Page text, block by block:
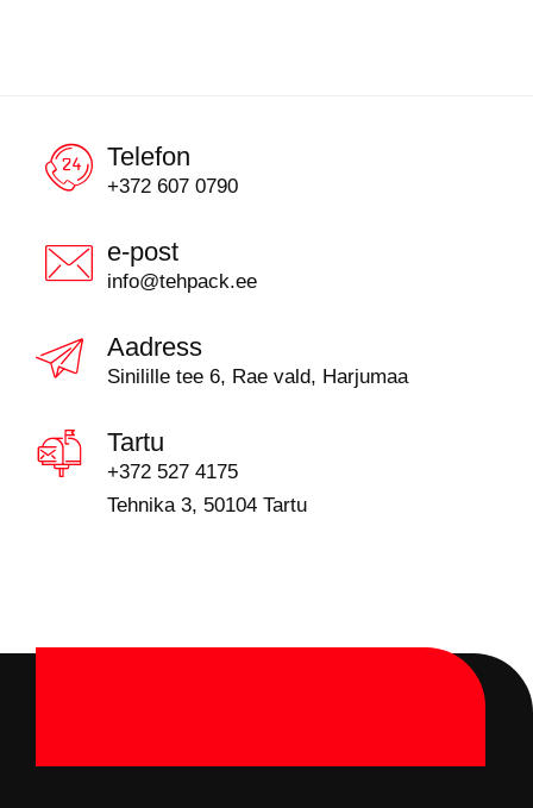
Telefon
+372 607 0790
e-post
info@tehpack.ee
Aadress
Sinilille tee 6, Rae vald, Harjumaa
Tartu
+372 527 4175
Tehnika 3, 50104 Tartu